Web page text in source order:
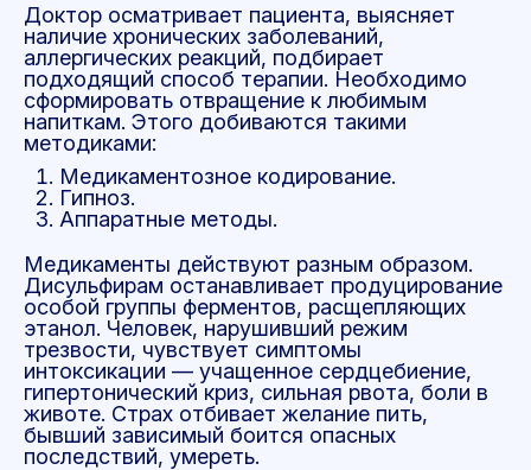
Доктор осматривает пациента, выясняет
наличие хронических заболеваний,
аллергических реакций, подбирает
подходящий способ терапии. Необходимо
сформировать отвращение к любимым
напиткам. Этого добиваются такими
методиками:
Медикаментозное кодирование.
Гипноз.
Аппаратные методы.
Медикаменты действуют разным образом.
Дисульфирам останавливает продуцирование
особой группы ферментов, расщепляющих
этанол. Человек, нарушивший режим
трезвости, чувствует симптомы
интоксикации — учащенное сердцебиение,
гипертонический криз, сильная рвота, боли в
животе. Страх отбивает желание пить,
бывший зависимый боится опасных
последствий, умереть.